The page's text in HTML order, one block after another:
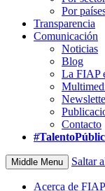
Por
Transparencia
Comunicación
Noticias
Blog
La FIAP
Contacto
Middle Menu Saltar
Acerca de FIAP